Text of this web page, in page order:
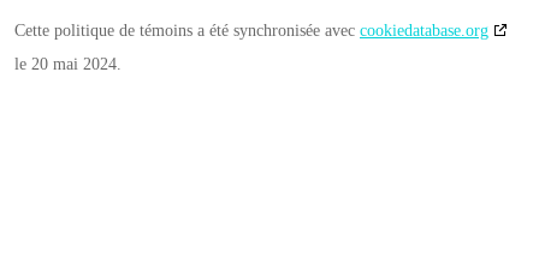
Cette politique de témoins a été synchronisée avec cookiedatabase.org
le 20 mai 2024.